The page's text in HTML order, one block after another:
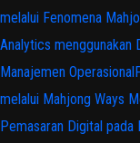
melalui Fenomena
Analytics menggunakan
Manajemen Operasional
melalui Mahjong Ways
Pemasaran Digital pada